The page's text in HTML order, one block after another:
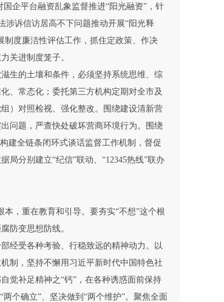
国企平台融资乱象监督推进“阳光融资”，针
涉诉信访居高不下问题推动开展“阳光释
制度廉洁性评估工作，抓住定政策、作决
关进制度笼子。
生的土壤和条件，必须坚持系统思维、综
、常态化；委托第三方机构定期对全市及
）对照检视、强化整改。围绕建设清新营
问题，严查快处破坏营商环境行为。围绕
建全链条闭环式谈话监督工作机制，督促
分别建立“纪信”联动、“12345热线”联办
，重在教育和引导。要夯实“不想”这个根
防变思想防线。
经受各种考验、行稳致远的精神动力。以
制，坚持不懈用习近平新时代中国特色社
觉补足精神之“钙”，在各种诱惑面前保持
个确立”、坚决做到“两个维护”。聚焦全面